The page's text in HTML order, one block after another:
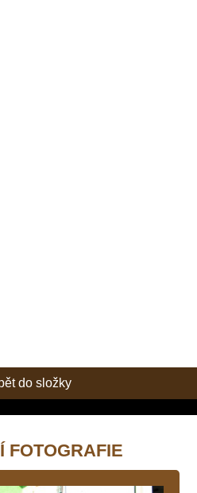
do složky
FOTOGRAFIE